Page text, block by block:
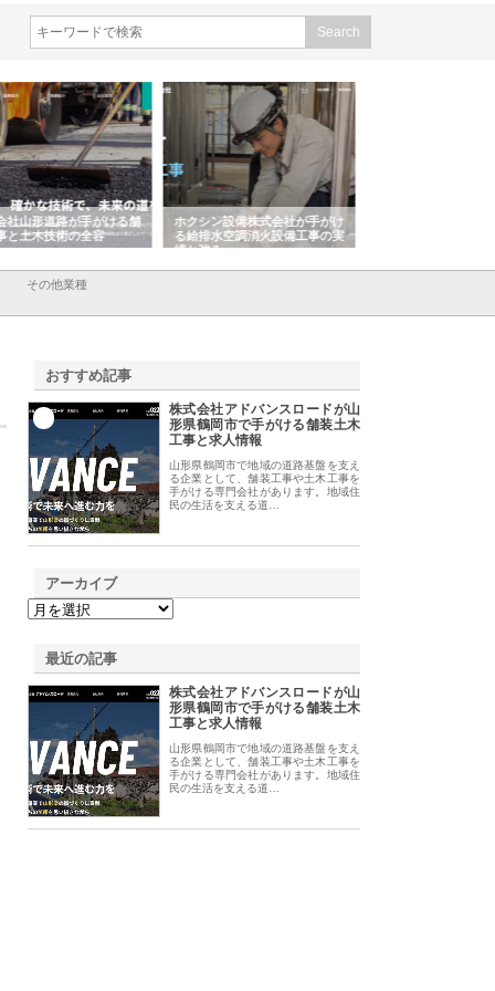
ン設備株式会社が手がけ
水空調消火設備工事の実
み
株式会社東京シー・エム・シー
のGISインフラ管理システム導
入メリット
その他業種
おすすめ記事
株式会社アドバンスロードが山
形県鶴岡市で手がける舗装土木
工事と求人情報
山形県鶴岡市で地域の道路基盤を支え
る企業として、舗装工事や土木工事を
手がける専門会社があります。地域住
民の生活を支える道…
アーカイブ
最近の記事
株式会社アドバンスロードが山
形県鶴岡市で手がける舗装土木
工事と求人情報
山形県鶴岡市で地域の道路基盤を支え
る企業として、舗装工事や土木工事を
手がける専門会社があります。地域住
民の生活を支える道…